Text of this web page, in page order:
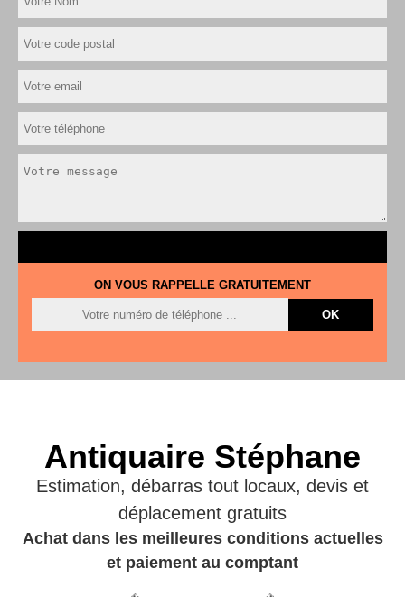
ON VOUS RAPPELLE GRATUITEMENT
Antiquaire Stéphane
Estimation, débarras tout locaux, devis et
déplacement gratuits
Achat dans les meilleures conditions actuelles
et paiement au comptant